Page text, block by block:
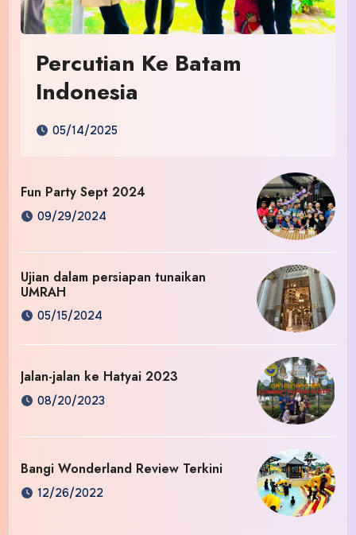
Percutian Ke Batam
Indonesia
05/14/2025
Fun Party Sept 2024
09/29/2024
Ujian dalam persiapan tunaikan
UMRAH
05/15/2024
Jalan-jalan ke Hatyai 2023
08/20/2023
Bangi Wonderland Review Terkini
12/26/2022